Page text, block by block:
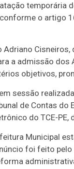
temporária
o artigo
a admissão
objetivos,
sessão
de Contas
do TCE-
Municipal
foi feito